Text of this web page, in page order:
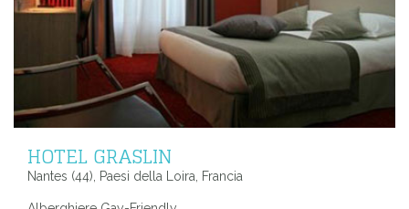
HOTEL GRASLIN
Nantes (44), Paesi della Loira, Francia